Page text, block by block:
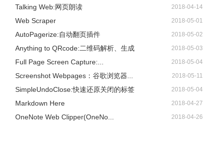
Talking Web:网页朗读 2018-04-14
Web Scraper 2018-05-01
AutoPagerize:自动翻页插件 2018-05-02
Anything to QRcode:二维码解析、生成 2018-05-03
Full Page Screen Capture:... 2018-05-04
Screenshot Webpages：谷歌浏览器... 2018-05-11
SimpleUndoClose:快速还原关闭的标签 2018-05-04
Markdown Here 2018-04-27
OneNote Web Clipper(OneNo... 2018-04-26